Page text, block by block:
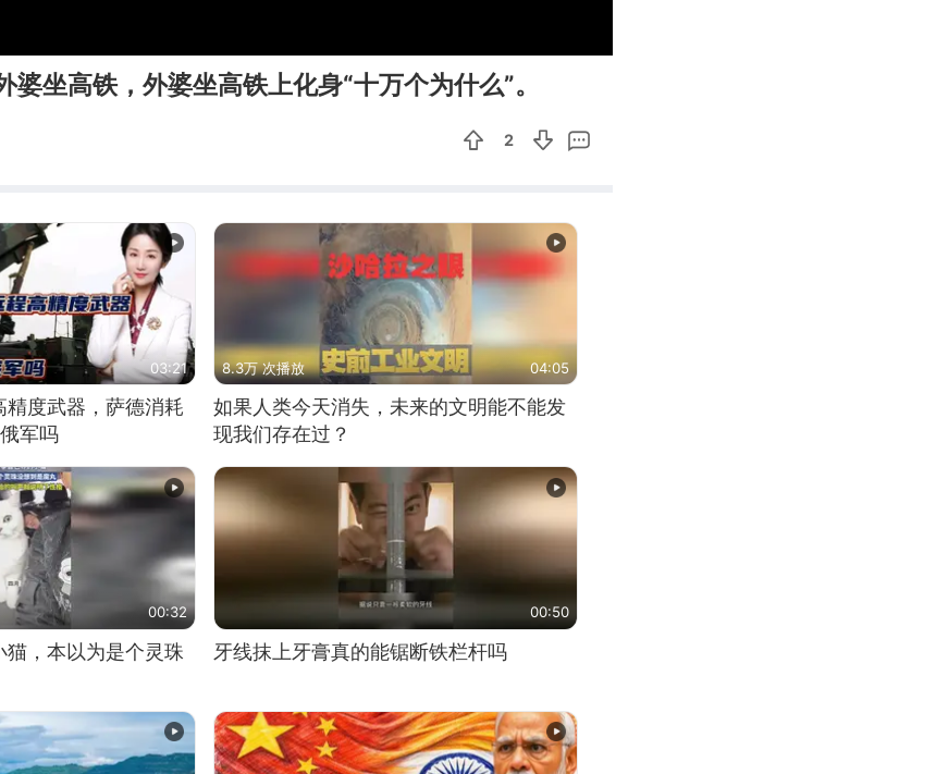
婆坐高铁，外婆坐高铁上化身“十万个为什么”。
2
03:21
度武器，萨德消耗
军吗
8.3万 次播放 04:05
如果人类今天消失，未来的文明能不能发
现我们存在过？
00:32
猫，本以为是个灵珠
00:50
牙线抹上牙膏真的能锯断铁栏杆吗